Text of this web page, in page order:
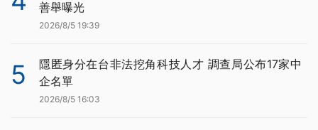
善舉曝光
2026/8/5 19:39
5
隱匿身分在台非法挖角科技人才 調查局公布17家中
企名單
2026/8/5 16:03